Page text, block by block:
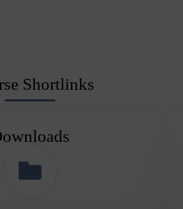
Shortlinks